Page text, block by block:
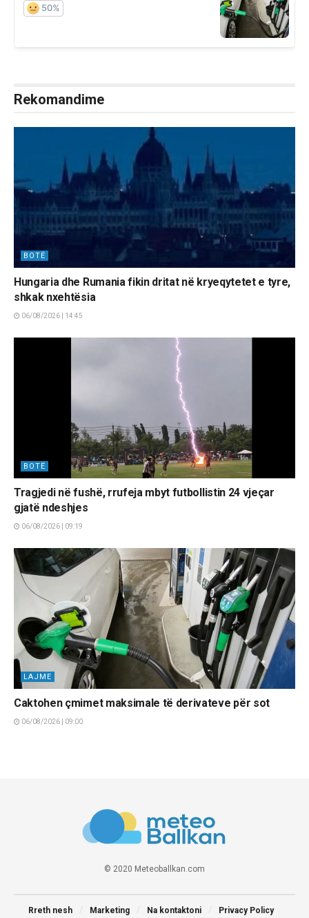
Rekomandime
BOTË
Hungaria dhe Rumania fikin dritat në kryeqytetet e tyre,
shkak nxehtësia
06/08/2026 | 14:45
BOTË
Tragjedi në fushë, rrufeja mbyt futbollistin 24 vjeçar
gjatë ndeshjes
06/08/2026 | 09:19
LAJME
Caktohen çmimet maksimale të derivateve për sot
06/08/2026 | 09:00
© 2020 Meteoballkan.com
Rreth nesh Marketing Na kontaktoni Privacy Policy